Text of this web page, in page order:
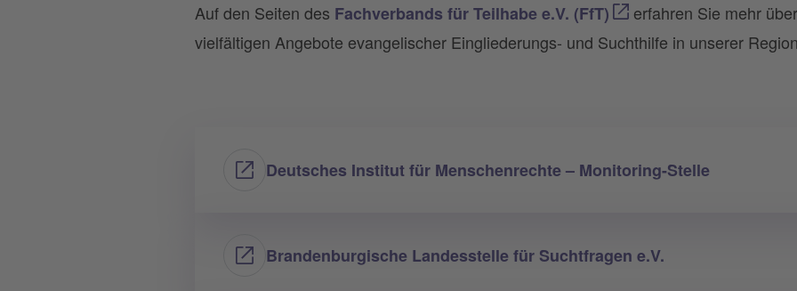
Auf den Seiten des Fachverbands für Teilhabe e.V. (FfT)
erfahren Sie mehr
vielfältigen Angebote evangelischer Eingliederungs- und Suchthilfe in unserer
Deutsches Institut für Menschenrechte – Monitoring-Stelle
Brandenburgische Landesstelle für Suchtfragen e.V.